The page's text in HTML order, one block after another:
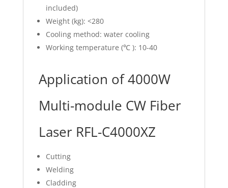
included)
Weight (kg): <280
Cooling method: water cooling
Working temperature (℃ ): 10-40
Application of 4000W
Multi-module CW Fiber
Laser RFL-C4000XZ
Cutting
Welding
Cladding